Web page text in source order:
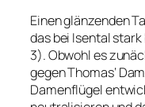
Einen glänzenden
das bei Isental
3). Obwohl es
gegen Thomas‘
Damenflügel